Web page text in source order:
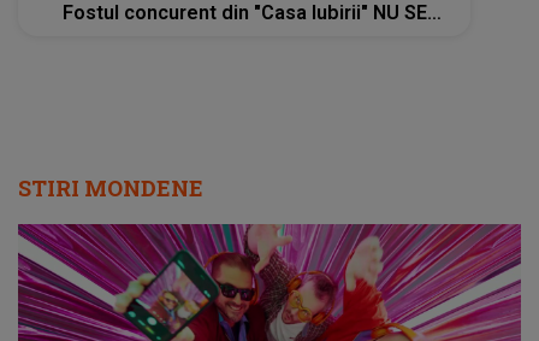
Fostul concurent din "Casa Iubirii" NU SE
STIRI MONDENE